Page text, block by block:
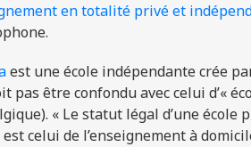
en totalité privé et
est une école indépendante crée
pas être confondu avec celui d’«
« Le statut légal d’une école
celui de l’enseignement à